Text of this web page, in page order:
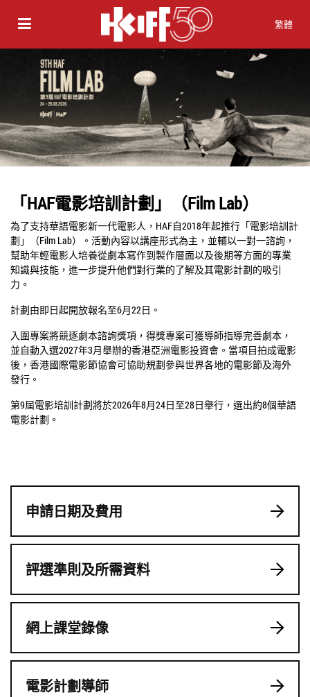
繁體
「HAF電影培訓計劃」（Film Lab）
為了支持華語電影新一代電影人， HAF自2018年起推行「電影培訓計
劃」（Film Lab）。活動內容以講座形式為主，並輔以一對一諮詢，
幫助年輕電影人培養從劇本寫作到製作層面以及後期等方面的專業
知識與技能，進一步提升他們對行業的了解及其電影計劃的吸引
力。
計劃由即日起開放報名至6月22日。
入圍專案將競逐劇本諮詢獎項，得獎專案可獲導師指導完善劇本，
並自動入選2027年3月舉辦的香港亞洲電影投資會。當項目拍成電影
後，香港國際電影節協會可協助規劃參與世界各地的電影節及海外
發行。
第9屆電影培訓計劃將於2026年8月24日至28日舉行，選出約8個華語
電影計劃。
申請日期及費用
評選準則及所需資料
網上課堂錄像
電影計劃導師